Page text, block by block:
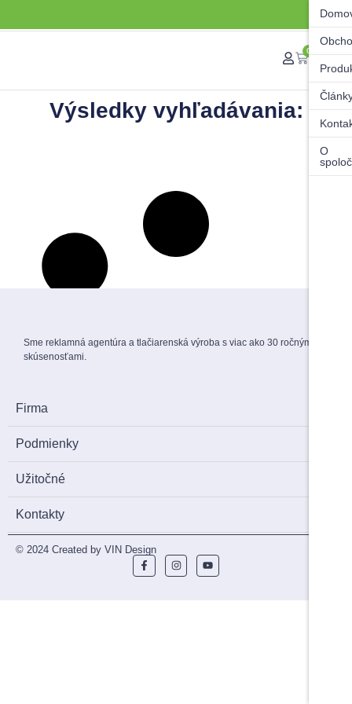
0
O
Výsledky vyhľadávania:
Sme reklamná agentúra a tlačiarenská výroba s viac ako 30 ročnými
skúsenosťami.
Firma
Podmienky
Užitočné
Kontakty
© 2024 Created by VIN Design